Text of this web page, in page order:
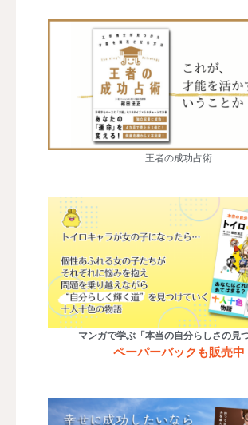
王者の成功占術
マンガで学ぶ「本当の自分らしさの見
ペーパーバックも販売中